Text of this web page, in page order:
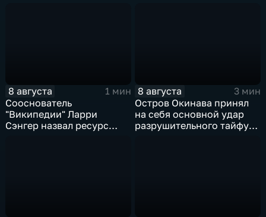
8 августа
1 мин
Сооснователь
"Википедии" Ларри
Сэнгер назвал ресурс
8 августа
3 мин
Остров Окинава принял
на себя основной удар
разрушительного тайфуна